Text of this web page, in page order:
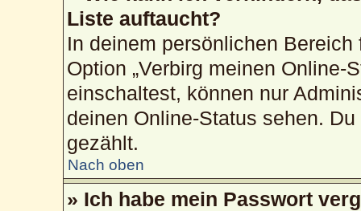
Liste auftaucht?
In deinem persönlichen
Option „Verbirg meinen Online-
einschaltest, können nur
deinen Online-Status sehen.
gezählt.
Nach oben
» Ich habe mein Passwort